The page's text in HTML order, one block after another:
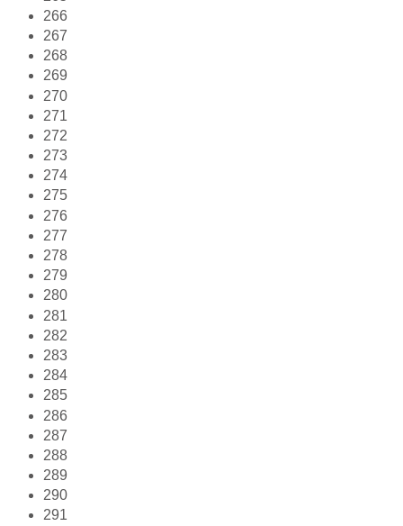
266
267
268
269
270
271
272
273
274
275
276
277
278
279
280
281
282
283
284
285
286
287
288
289
290
291